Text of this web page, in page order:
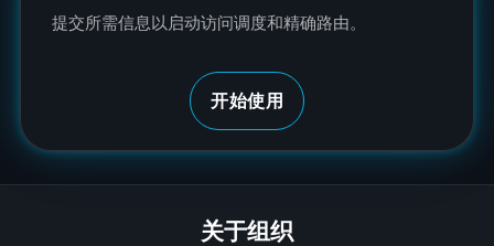
提交所需信息以启动访问调度和精确路由。
开始使用
关于组织